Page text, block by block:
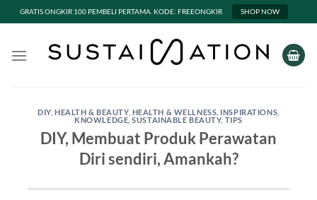
GRATIS ONGKIR 100 PEMBELI PERTAMA. KODE: FREEONGKIR SHOP NOW
DIY ,HEALTH & BEAUTY, HEALTH & WELLNESS INSPIRATIONS
KNOWLEDGE,SUSTAINABLE BEAUTY, TIPS
DIY, Membuat Produk Perawatan
Diri sendiri, Amankah?